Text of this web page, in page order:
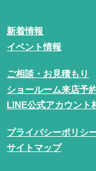
新着情報
イベント情報
ご相談・お見積もり
ショールーム来店予
LINE公式アカウント
プライバシーポリシ
サイトマップ